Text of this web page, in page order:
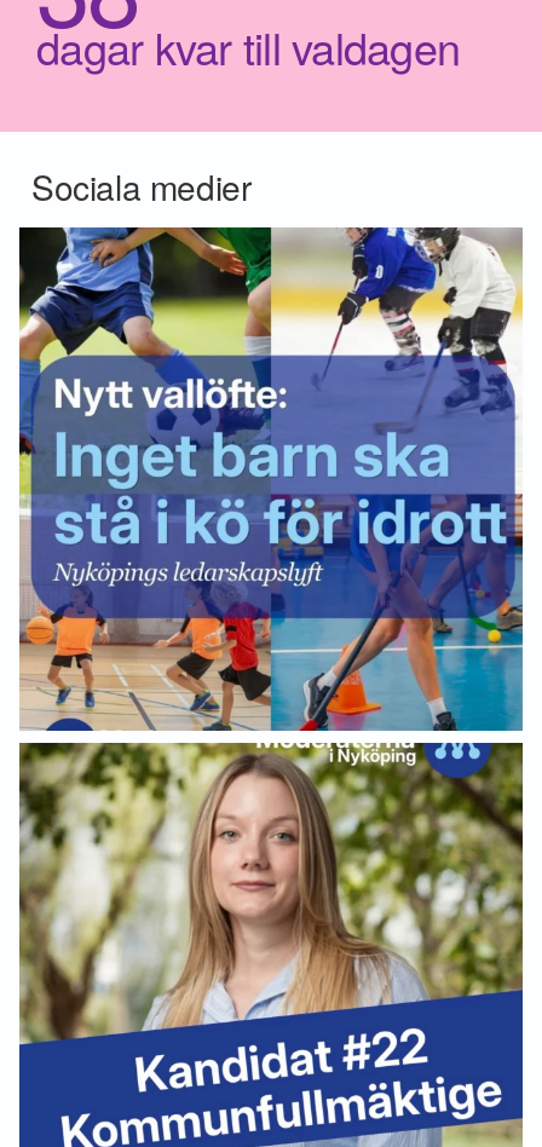
dagar kvar till valdagen
Sociala medier